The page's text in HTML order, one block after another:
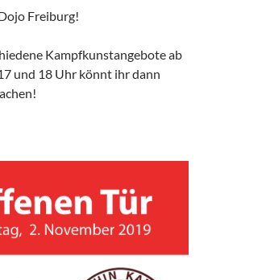
Freiburg!
Kampfkunstangebote ab
und 18 Uhr könnt ihr dann